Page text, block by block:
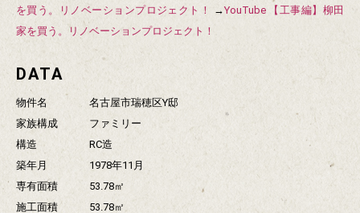
を買う。リノベーションプロジェクト！
→YouTube 【工事編】柳田
家を買う。リノベーションプロジェクト！
DATA
物件名
名古屋市瑞穂区Y邸
家族構成
ファミリー
構造
RC造
築年月
1978年11月
専有面積
53.78㎡
施工面積
53.78㎡